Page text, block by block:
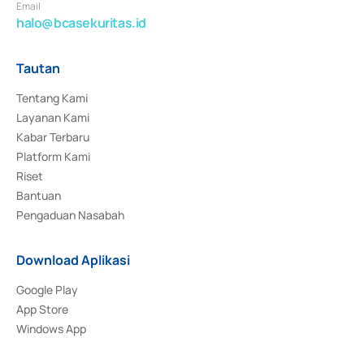
Email
halo@bcasekuritas.id
Tautan
Tentang Kami
Layanan Kami
Kabar Terbaru
Platform Kami
Riset
Bantuan
Pengaduan Nasabah
Download Aplikasi
Google Play
App Store
Windows App